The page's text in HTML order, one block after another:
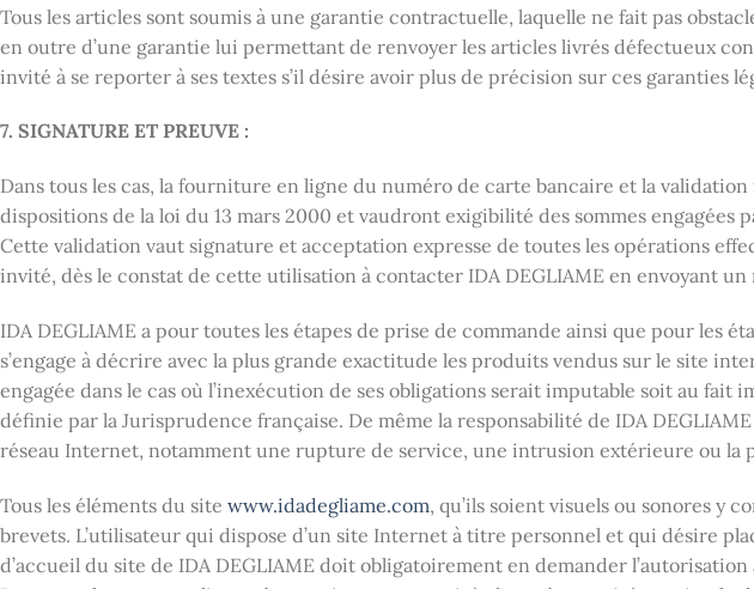
Tous les articles sont soumis à une garantie contractuelle, laquelle ne fait pas
en outre d’une garantie lui permettant de renvoyer les articles livrés défectueux
invité à se reporter à ses textes s’il désire avoir plus de précision sur ces garanties
7. SIGNATURE ET PREUVE :
Dans tous les cas, la fourniture en ligne du numéro de carte bancaire et la
dispositions de la loi du 13 mars 2000 et vaudront exigibilité des sommes engagées
Cette validation vaut signature et acceptation expresse de toutes les opérations
invité, dès le constat de cette utilisation à contacter IDA DEGLIAME en envoyant un
IDA DEGLIAME a pour toutes les étapes de prise de commande ainsi que pour les
s’engage à décrire avec la plus grande exactitude les produits vendus sur le site
engagée dans le cas où l’inexécution de ses obligations serait imputable soit au
définie par la Jurisprudence française. De même la responsabilité de IDA
réseau Internet, notamment une rupture de service, une intrusion extérieure ou la
Tous les éléments du site www.idadegliame.com, qu’ils soient visuels ou sonores y
brevets. L’utilisateur qui dispose d’un site Internet à titre personnel et qui désire
d’accueil du site de IDA DEGLIAME doit obligatoirement en demander l’autorisation